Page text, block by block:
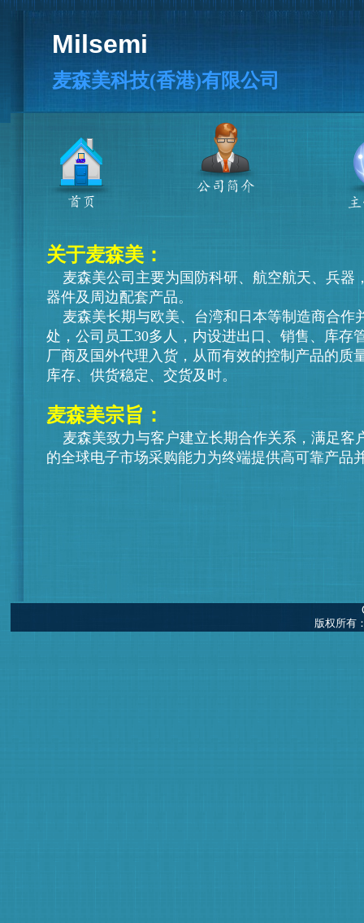
Milsemi
麦森美科技(香港)有限公司
关于麦森美：
麦森美公司主要为国防科研、航空航天、兵器
器件及周边配套产品。
麦森美长期与欧美、台湾和日本等制造商合作
处，公司员工30多人，内设进出口、销售、库
厂商及国外代理入货，从而有效的控制产品的质
库存、供货稳定、交货及时。
麦森美宗旨：
麦森美致力与客户建立长期合作关系，满足客
的全球电子市场采购能力为终端提供高可靠产品
版权所有